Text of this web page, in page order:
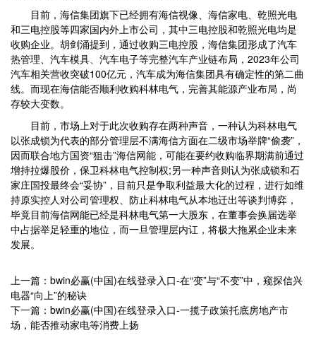
目前，海信集团旗下已经拥有海信视像、海信家电、乾照光电
和三电控股等四家国内外上市公司，其中三电控股和乾照光电均是
收购企业。胡剑涌提到，通过收购三电控股，海信集团形成了汽车
热管理、汽车模具、汽车电子等完整汽车产业链布局，2023年公司
汽车相关营收突破100亿元，汽车成为海信集团具有确定性的第二曲
线。而现在海信能否顺利收购科林电气，完善其能源产业布局，尚
存较大变数。
目前，市场上对于此次收购存在两种声音，一种认为科林电气
以张成锁为代表的部分管理层不满海信方面在二级市场举牌“偷袭”，
因而联合地方国资“狙击”海信网能，可能在要约收购临界期满前通过
增持拉爆股价，保卫科林电气控制权;另一种声音则认为张成锁和石
家庄国投最终会“妥协”，目前只是争取利益最大化的过程，进行如维
持原实控人对公司管理权、防止科林电气从本地迁出等谈判博弈，
毕竟目前海信网能已经是科林电气第一大股东，在董事会换届选举
中占据举足轻重的地位，而一旦管理层内讧，将极大拖累企业未来
发展。
上一篇：bwin必赢(中国)在线登录入口-在“变”与“不变”中，窥探信兴
电器“向上”的秘诀
下一篇：bwin必赢(中国)在线登录入口-一揽子政策托底房地产市
场，能否推动家电等消费上扬